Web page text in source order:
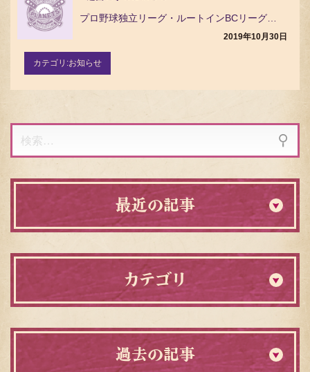
2019年10月30日
カテゴリ:お知らせ
索:
最近の記事
カテゴリ
過去の記事